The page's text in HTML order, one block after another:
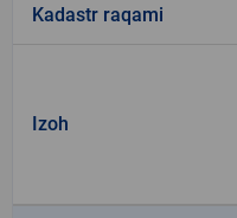
Kadastr raqami
Izoh